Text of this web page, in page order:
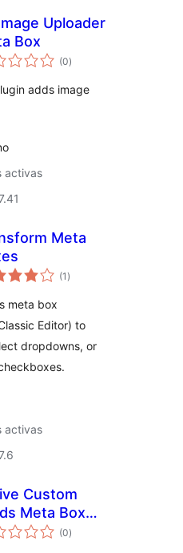
Uploader
Box
(0valoracións
totais
)
adds image
activas
Meta
(1 valoracións
totais
)
meta box
Editor) to
dropdowns, or
activas
Custom
Meta Box
ACF
(0valoracións
totais
)